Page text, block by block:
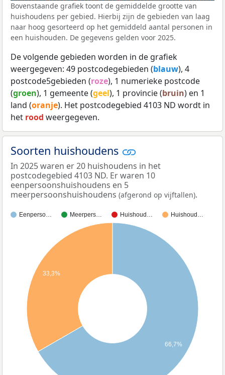
Bovenstaande grafiek toont de gemiddelde grootte van
huishoudens per gebied. Hierbij zijn de gebieden van laag
naar hoog gesorteerd op het gemiddeld aantal personen in
een huishouden. De gegevens gelden voor 2025.
De volgende gebieden worden in de grafiek
weergegeven: 49 postcodegebieden (blauw), 4
postcode5gebieden (roze), 1 numerieke postcode
(groen), 1 gemeente (geel), 1 provincie (bruin) en 1
land (oranje). Het postcodegebied 4103 ND wordt in
het rood weergegeven.
Soorten huishoudens
In 2025 waren er 20 huishoudens in het
postcodegebied 4103 ND. Er waren 10
eenpersoonshuishoudens en 5
meerpersoonshuishoudens (afgerond op vijftallen).
Eenperso… Meerpers… Huishoud… Huishoud…
33,3%
66,7%